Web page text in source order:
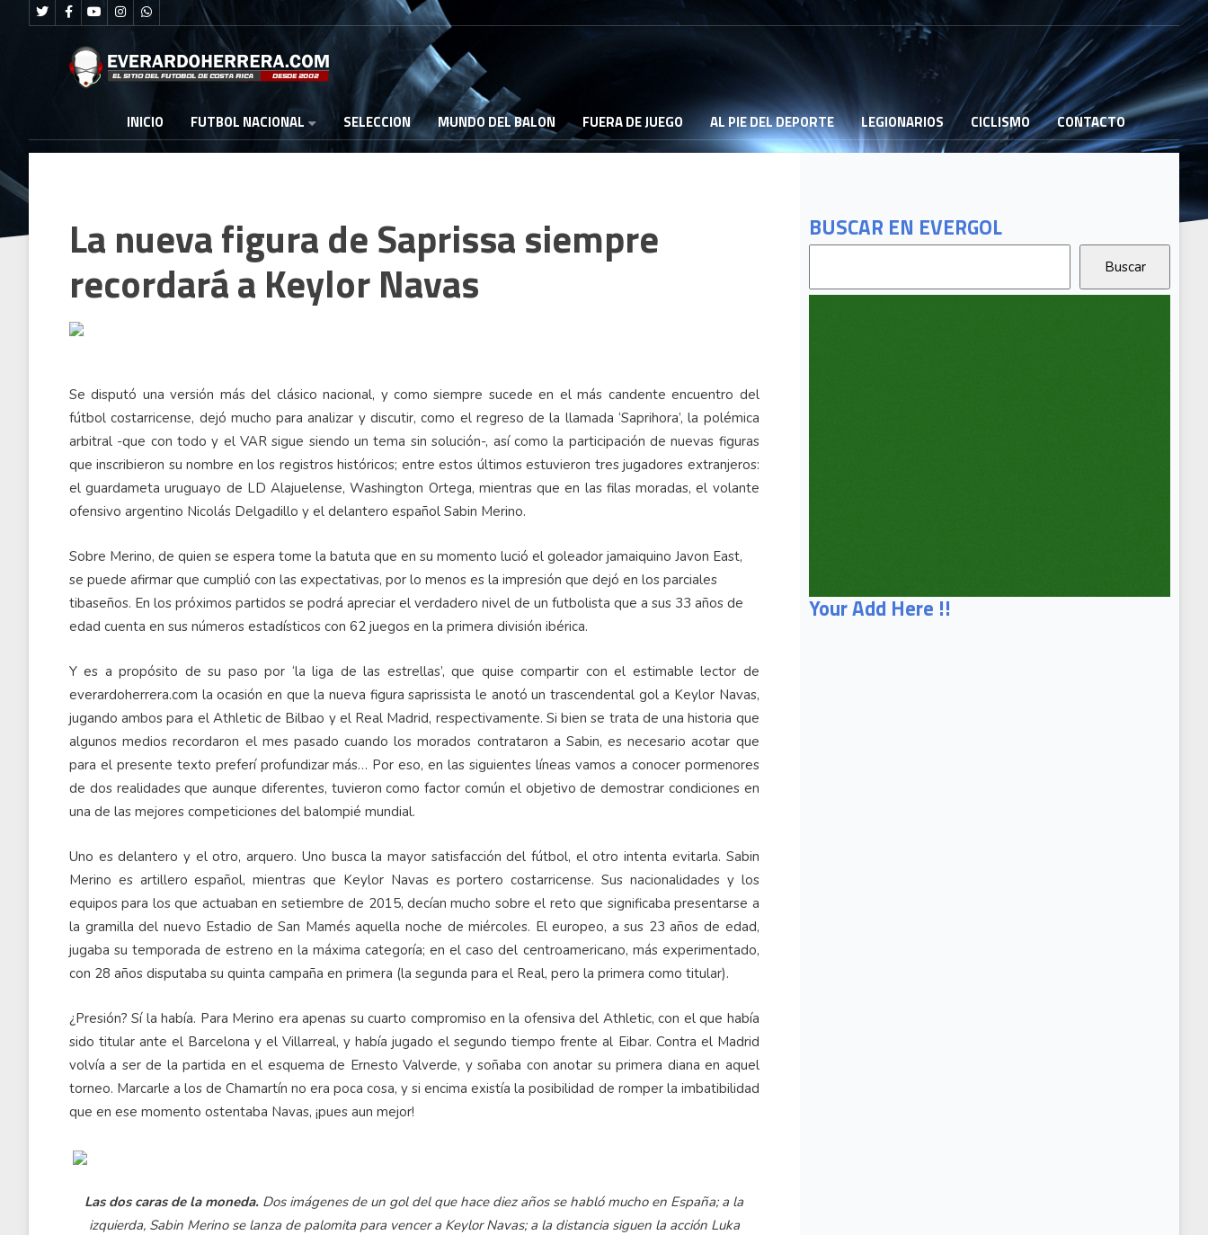
INICIO FUTBOL NACIONAL SELECCION MUNDO DEL BALON FUERA DE JUEGO AL PIE DEL DEPORTE LEGIONARIOS CICLISMO CONTACTO
BUSCAR EN EVERGOL
Your Add Here !!
La nueva figura de Saprissa siempre
recordará a Keylor Navas
Se disputó una versión más del clásico nacional, y como siempre sucede en el más candente encuentro del
fútbol costarricense, dejó mucho para analizar y discutir, como el regreso de la llamada ‘Saprihora’, la polémica
arbitral -que con todo y el VAR sigue siendo un tema sin solución-, así como la participación de nuevas figuras
que inscribieron su nombre en los registros históricos; entre estos últimos estuvieron tres jugadores extranjeros:
el guardameta uruguayo de LD Alajuelense, Washington Ortega, mientras que en las filas moradas, el volante
ofensivo argentino Nicolás Delgadillo y el delantero español Sabin Merino.
Sobre Merino, de quien se espera tome la batuta que en su momento lució el goleador jamaiquino Javon East,
se puede afirmar que cumplió con las expectativas, por lo menos es la impresión que dejó en los parciales
tibaseños. En los próximos partidos se podrá apreciar el verdadero nivel de un futbolista que a sus 33 años de
edad cuenta en sus números estadísticos con 62 juegos en la primera división ibérica.
Y es a propósito de su paso por ‘la liga de las estrellas’, que quise compartir con el estimable lector de
everardoherrera.com la ocasión en que la nueva figura saprissista le anotó un trascendental gol a Keylor Navas,
jugando ambos para el Athletic de Bilbao y el Real Madrid, respectivamente. Si bien se trata de una historia que
algunos medios recordaron el mes pasado cuando los morados contrataron a Sabin, es necesario acotar que
para el presente texto preferí profundizar más… Por eso, en las siguientes líneas vamos a conocer pormenores
de dos realidades que aunque diferentes, tuvieron como factor común el objetivo de demostrar condiciones en
una de las mejores competiciones del balompié mundial.
Uno es delantero y el otro, arquero. Uno busca la mayor satisfacción del fútbol, el otro intenta evitarla. Sabin
Merino es artillero español, mientras que Keylor Navas es portero costarricense. Sus nacionalidades y los
equipos para los que actuaban en setiembre de 2015, decían mucho sobre el reto que significaba presentarse a
la gramilla del nuevo Estadio de San Mamés aquella noche de miércoles. El europeo, a sus 23 años de edad,
jugaba su temporada de estreno en la máxima categoría; en el caso del centroamericano, más experimentado,
con 28 años disputaba su quinta campaña en primera (la segunda para el Real, pero la primera como titular).
¿Presión? Sí la había. Para Merino era apenas su cuarto compromiso en la ofensiva del Athletic, con el que había
sido titular ante el Barcelona y el Villarreal, y había jugado el segundo tiempo frente al Eibar. Contra el Madrid
volvía a ser de la partida en el esquema de Ernesto Valverde, y soñaba con anotar su primera diana en aquel
torneo. Marcarle a los de Chamartín no era poca cosa, y si encima existía la posibilidad de romper la imbatibilidad
que en ese momento ostentaba Navas, ¡pues aun mejor!
Las dos caras de la moneda. Dos imágenes de un gol del que hace diez años se habló mucho en España; a la
izquierda, Sabin Merino se lanza de palomita para vencer a Keylor Navas; a la distancia siguen la acción Luka